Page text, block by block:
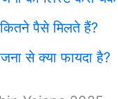
पैसे मिलते हैं?
से क्या फायदा है?